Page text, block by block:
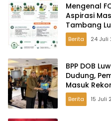
Mengenal
Aspirasi
Tambang
Berita 24 Juli
BPP DOB
Dudung,
Masuk
Berita 15 Juli